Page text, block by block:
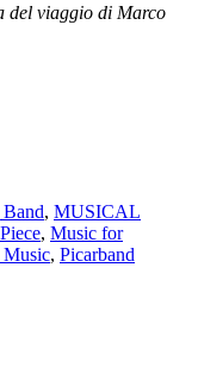
del viaggio di Marco
, MUSICAL
, Music for
, Picarband